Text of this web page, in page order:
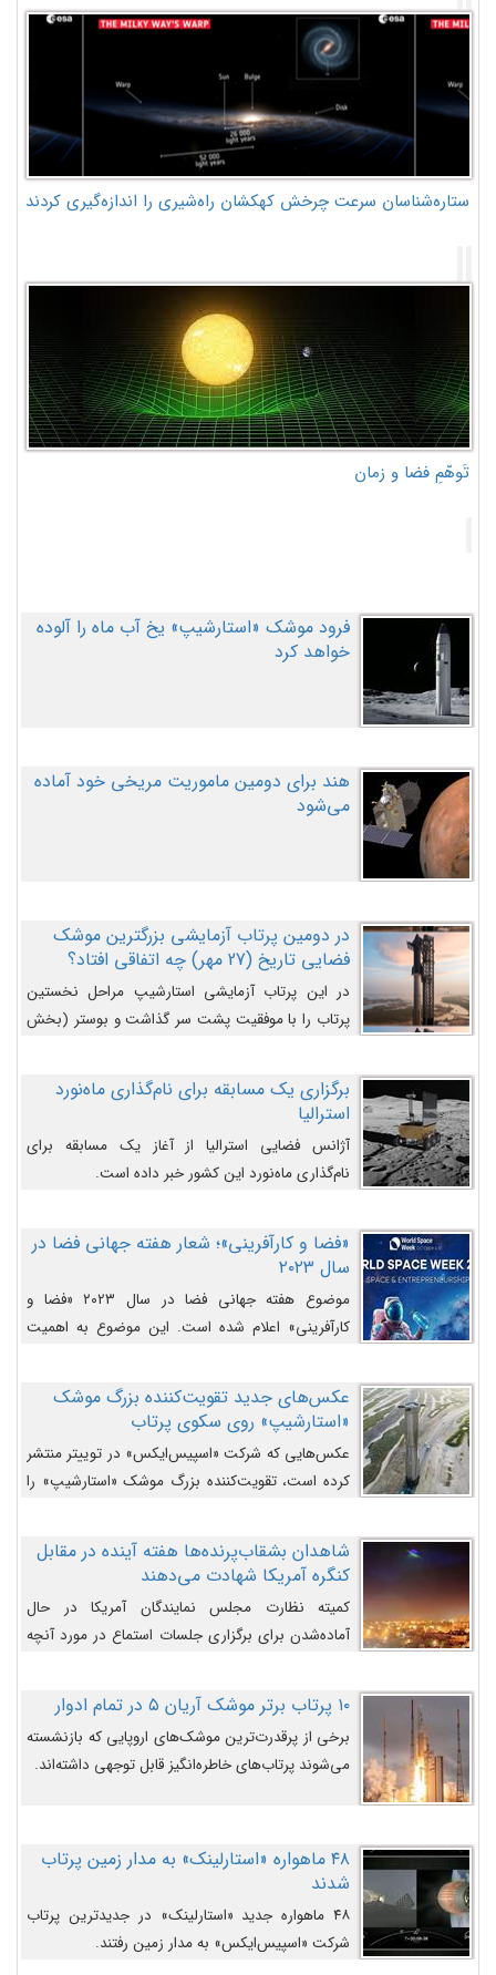
ستاره‌شناسان سرعت چرخش کهکشان راه‌شیری را اندازه‌گیری کردند
تَوهّمِ فضا و زمان
فرود موشک «استارشیپ» یخ آب ماه را آلوده
خواهد کرد
هند برای دومین ماموریت مریخی خود آماده
می‌شود
در دومین پرتاب آزمایشی بزرگترین موشک
فضایی تاریخ (27 مهر‌) چه اتفاقی افتاد؟
در این پرتاب آزمایشی استارشیپ مراحل نخستین
پرتاب را با موفقیت پشت سر گذاشت و بوستر (بخش
را وارد مسیر از پیش تعیین‌شده کند و سپس با یک
مکانیزم جدید با موفقیت از آن جدا شود. ‌
برگزاری یک مسابقه برای نام‌گذاری ماه‌نورد
استرالیا
آژانس فضایی استرالیا از آغاز یک مسابقه برای
نام‌گذاری ماه‌نورد این کشور خبر داده است.
«فضا و کارآفرینی»؛ شعار هفته جهانی فضا در
سال ۲۰۲۳
موضوع هفته جهانی فضا در سال ۲۰۲۳ «فضا و
کارآفرینی» اعلام شده است. این موضوع به اهمیت
روزافزون کارآفرینی در حوزه فضایی و مزایای جدیدی که
کارآفرینان این حوزه ایجاد می‌کنند، می‌پردازد.
عکس‌های جدید تقویت‌کننده بزرگ موشک
«استارشیپ» روی سکوی پرتاب
عکس‌هایی که شرکت «اسپیس‌ایکس» در توییتر منتشر
کرده است، تقویت‌کننده بزرگ موشک «استارشیپ» را
شاهدان بشقاب‌پرنده‌ها هفته آینده در مقابل
کنگره آمریکا شهادت می‌دهند
کمیته نظارت مجلس نمایندگان آمریکا در حال
آماده‌شدن برای برگزاری جلسات استماع در مورد آنچه
می‌دانند، است و قرار است افشاگران یوفوها هفته آینده
در مقابل آنها شهادت دهند.۱۰ پرتاب برتر موشک آریان ۵ در تمام ادوار
برخی از پرقدرت‌ترین موشک‌های اروپایی که بازنشسته
می‌شوند پرتاب‌های خاطره‌انگیز قابل توجهی داشته‌اند.
۴۸ ماهواره «استارلینک» به مدار زمین پرتاب
شدند
۴۸ ماهواره جدید «استارلینک» در جدیدترین پرتاب
شرکت «اسپیس‌ایکس» به مدار زمین رفتند.